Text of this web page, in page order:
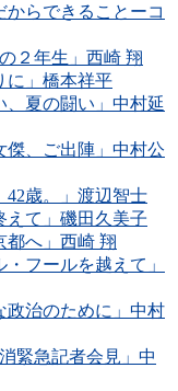
からできることーコ
２年生」西崎 翔
に」橋本祥平
、夏の闘い」中村延
傑、ご出陣」中村公
42歳。」渡辺智士
えて」磯田久美子
都へ」西崎 翔
フールを越えて」
政治のために」中村
緊急記者会見」中